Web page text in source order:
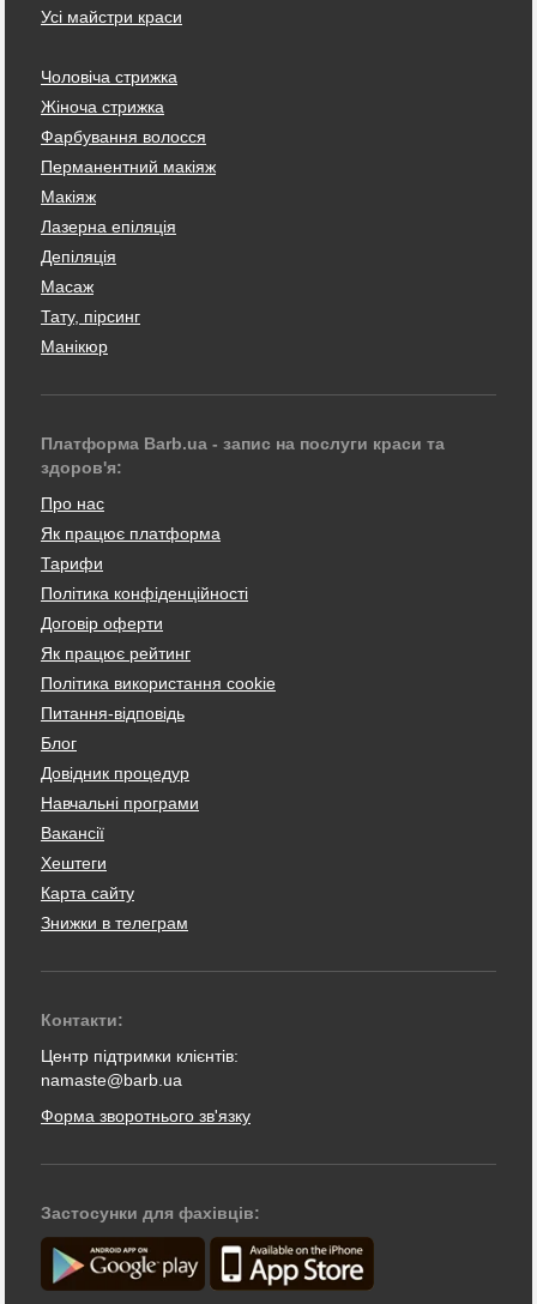
Усі майстри краси
Чоловіча стрижка
Жіноча стрижка
Фарбування волосся
Перманентний макіяж
Макіяж
Лазерна епіляція
Депіляція
Масаж
Тату, пірсинг
Манікюр
Платформа Barb.ua - запис на послуги краси та
здоров'я:
Про нас
Як працює платформа
Тарифи
Політика конфіденційності
Договір оферти
Як працює рейтинг
Політика використання cookie
Питання-відповідь
Блог
Довідник процедур
Навчальні програми
Вакансії
Хештеги
Карта сайту
Знижки в телеграм
Контакти:
Центр підтримки клієнтів:
namaste@barb.ua
Форма зворотнього зв'язку
Застосунки для фахівців: